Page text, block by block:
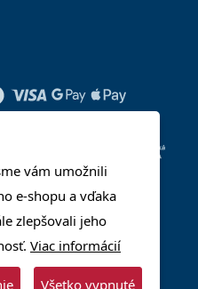
vám umožnili
e-shopu a vďaka
zlepšovali jeho
Viac informácií
Všetko vypnuté